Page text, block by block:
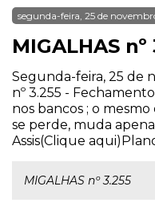
segunda-feira, 25 de
MIGALHAS nº
Segunda-feira, 25 de
nº 3.255 -
nos bancos ; o
se perde, muda
Assis(Clique
MIGALHAS nº 3.255